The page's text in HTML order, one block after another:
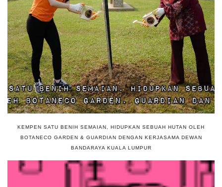
KEMPEN SATU BENIH SEMAIAN, HIDUPKAN SEBUAH HUTAN OLEH
BOTANECO GARDEN & GUARDIAN DENGAN KERJASAMA DEWAN
BANDARAYA KUALA LUMPUR